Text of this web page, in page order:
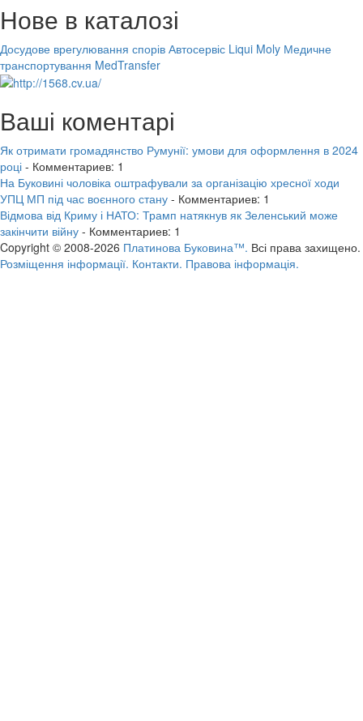
Нове в каталозі
Досудове врегулювання спорів Автосервіс Liqui Moly Медичне
транспортування MedTransfer
Ваші коментарі
Як отримати громадянство Румунії: умови для оформлення в 2024
році - Комментариев: 1
На Буковині чоловіка оштрафували за організацію хресної ходи
УПЦ МП під час воєнного стану - Комментариев: 1
Відмова від Криму і НАТО: Трамп натякнув як Зеленський може
закінчити війну - Комментариев: 1
Copyright © 2008-2026 Платинова Буковина™. Всі права захищено.
Розміщення інформації. Контакти. Правова інформація.